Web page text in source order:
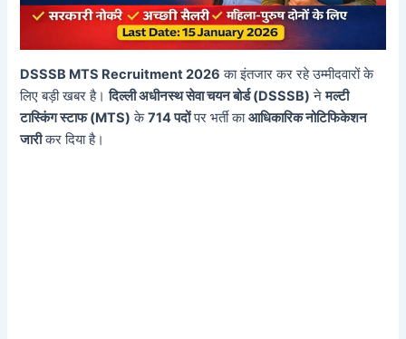
DSSSB MTS Recruitment 2026 का इंतजार कर रहे उम्मीदवारों के
लिए बड़ी खबर है।दिल्ली अधीनस्थ सेवा चयन बोर्ड (DSSSB) नेमल्टी
टास्किंग स्टाफ (MTS) के714 पदोंपर भर्ती काआधिकारिक नोटिफिकेशन
जारीकर दिया है।